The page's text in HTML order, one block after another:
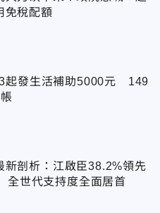
免稅配額
起發生活補助5000元 149
新剖析：江啟臣38.2%領先
世代支持度全面居首